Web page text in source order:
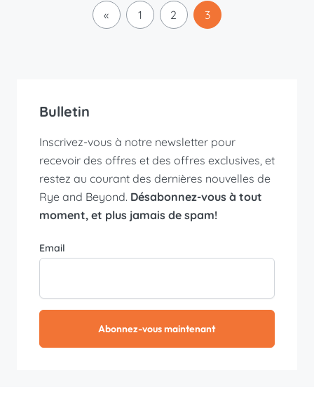
« 1 2 3
Bulletin
Inscrivez-vous à notre newsletter pour
recevoir des offres et des offres exclusives, et
restez au courant des dernières nouvelles de
Rye and Beyond. Désabonnez-vous à tout
moment, et plus jamais de spam!
Email
Abonnez-vous maintenant